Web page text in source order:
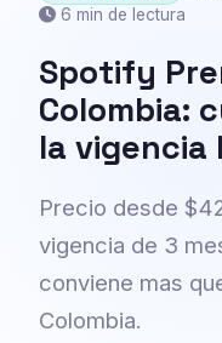
6 min de lectura
Spotify
Colombia:
la vigencia
Precio desde
vigencia de 3
conviene mas
Colombia.